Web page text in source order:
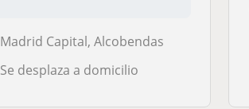
Madrid Capital, Alcobendas
Se desplaza a domicilio